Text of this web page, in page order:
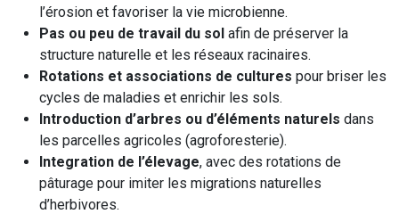
l’érosion et favoriser la vie microbienne.
Pas ou peu de travail du sol afin de préserver la
structure naturelle et les réseaux racinaires.
Rotations et associations de cultures pour briser les
cycles de maladies et enrichir les sols.
Introduction d’arbres ou d’éléments naturels dans
les parcelles agricoles (agroforesterie).
Integration de l’élevage, avec des rotations de
pâturage pour imiter les migrations naturelles
d’herbivores.